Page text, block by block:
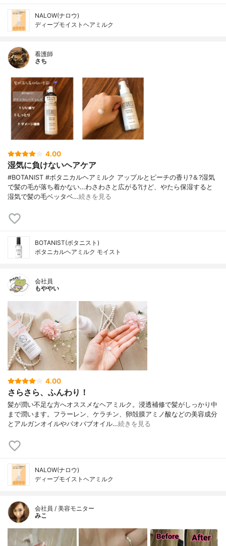
NALOW(ナロウ)
ディープモイストヘアミルク
看護師
さち
4.00
湿気に負けないヘアケア
#BOTANIST #ボタニカルヘアミルク アップルとピーチの香り?＆?湿気
で髪の毛が落ち着かない…わさわさと広がる?けど、やたら保湿すると
湿気で髪の毛ベッタベ…続きを見る
BOTANIST(ボタニスト)
ボタニカルヘアミルク モイスト
会社員
もややい
4.00
さらさら、ふんわり！
髪が潤い不足な方へオススメなヘアミルク。浸透補修で髪がしっかり中
まで潤います。フラーレン、ケラチン、卵殻膜アミノ酸などの美容成分
とアルガンオイルやバオバブオイル…続きを見る
NALOW(ナロウ)
ディープモイストヘアミルク
会社員 / 美容モニター
みこ